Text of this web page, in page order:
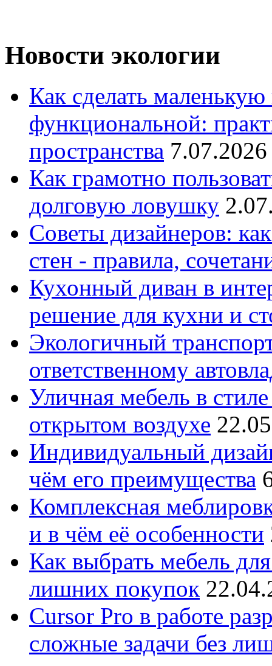
Новости экологии
Как сделать
функциональной:
пространства
Как грамотно
долговую ловушку
Советы дизайнеров:
стен - правила,
Кухонный диван в
решение для кухни и
Экологичный
ответственному
Уличная мебель в
открытом воздухе
Индивидуальный
чём его преимущества
Комплексная
и в чём её особенности
Как выбрать мебель
лишних покупок
Cursor Pro в работе
сложные задачи без